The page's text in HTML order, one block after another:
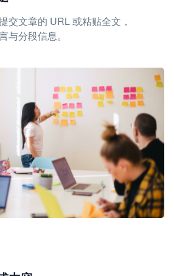
交文章的 URL 或粘贴全文，
与分段信息。